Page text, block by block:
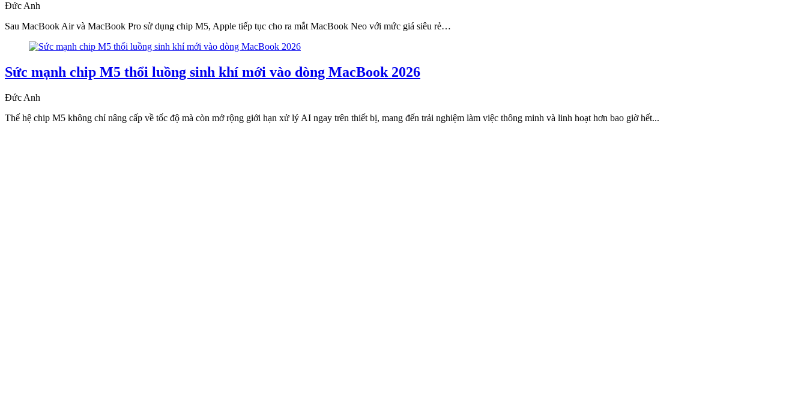
Đức Anh
Sau MacBook Air và MacBook Pro sử dụng chip M5, Apple tiếp tục cho ra mắt MacBook Neo với mức giá siêu rẻ…
Sức mạnh chip M5 thổi luồng sinh khí mới vào dòng MacBook 2026
Đức Anh
Thế hệ chip M5 không chỉ nâng cấp về tốc độ mà còn mở rộng giới hạn xử lý AI ngay trên thiết bị, mang đến trải nghiệm làm việc thông minh và linh hoạt hơn bao giờ hết...